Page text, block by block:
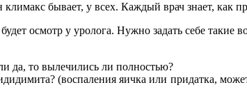
бывает, у всех. Каждый врач знает, как
осмотр у уролога. Нужно задать себе такие
да, то вылечились ли полностью?
(воспаления яичка или придатка,